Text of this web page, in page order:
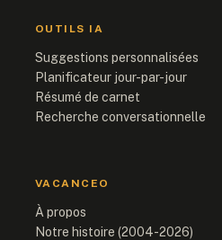
OUTILS IA
Suggestions personnalisées
Planificateur jour-par-jour
Résumé de carnet
Recherche conversationnelle
VACANCEO
À propos
Notre histoire (2004-2026)